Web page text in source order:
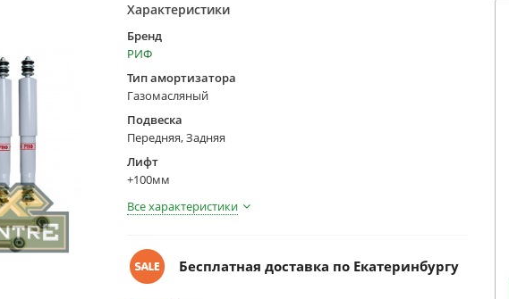
Характеристики
Бренд
РИФ
Тип амортизатора
Газомасляный
Подвеска
Передняя, Задняя
Лифт
+100мм
Все характеристики
Бесплатная доставка по Екатеринбургу